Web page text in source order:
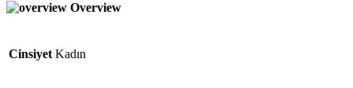
Overview
Cinsiyet Kadın